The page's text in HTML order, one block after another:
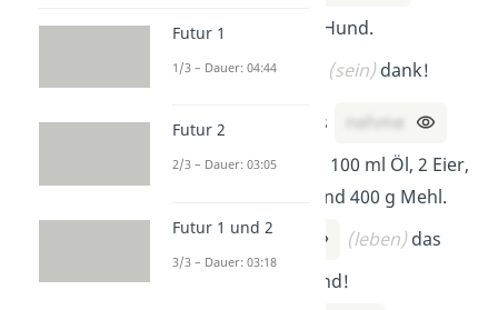
(haben)
einen Hund.
Gott sei (sein)dank!
Für die Muffins
nehme
(nehmen)
man 100 ml Öl, 2 Eier,
100 g Zucker und 400 g Mehl.
Hoch
lebe (leben)das
Geburtstagskind!
Futur 1
1/3 – Dauer: 04:44
Futur 2
2/3 – Dauer: 03:05
Futur 1 und 2
3/3 – Dauer: 03:18